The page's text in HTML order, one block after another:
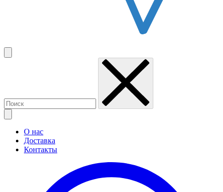
О нас
Доставка
Контакты